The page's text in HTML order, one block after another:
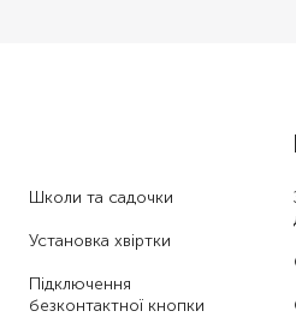
Школи та садочки
Установка хвіртки
Підключення
безконтактної кнопки